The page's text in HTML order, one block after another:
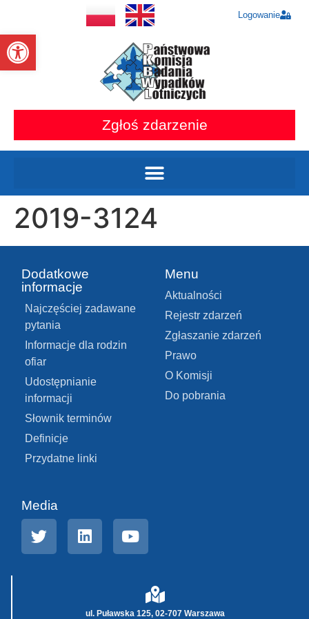
Otwórz pasek narzędzi
Logowanie
Zgłoś zdarzenie
2019-3124
Dodatkowe
informacje
Najczęściej zadawane
pytania
Informacje dla rodzin
ofiar
Udostępnianie
informacji
Słownik terminów
Definicje
Przydatne linki
Menu
Aktualności
Rejestr zdarzeń
Zgłaszanie zdarzeń
Prawo
O Komisji
Do pobrania
Media
ul. Puławska 125, 02-707 Warszawa